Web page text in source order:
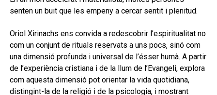
MI CUENTA
CAT
ESP
senten un buit que les empeny a cercar sentit i plenitud.
Oriol Xirinachs ens convida a redescobrir l’espiritualitat no
com un conjunt de rituals reservats a uns pocs, sinó com
una dimensió profunda i universal de l’ésser humà. A partir
de l’experiència cristiana i de la llum de l’Evangeli, explora
com aquesta dimensió pot orientar la vida quotidiana,
distingint-la de la religió i de la psicologia, i mostrant